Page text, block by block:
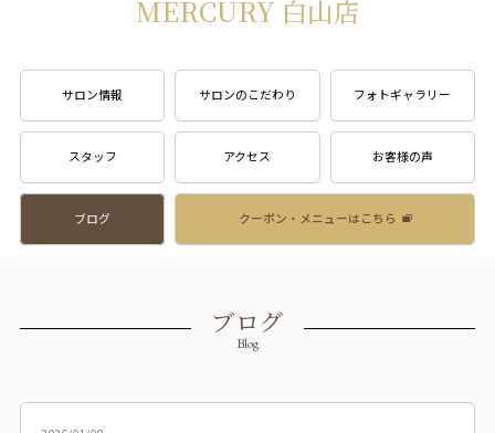
MERCURY 白山店
サロン情報 サロンのこだわり フォトギャラリー
スタッフ アクセス お客様の声
ブログ クーポン・メニューはこちら
ブログ
Blog